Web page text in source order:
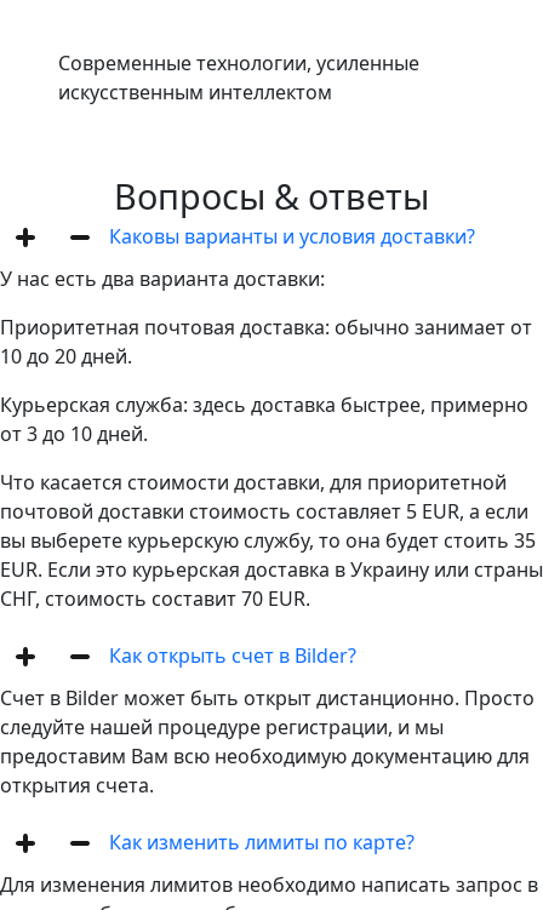
Современные технологии, усиленные
искусственным интеллектом
Вопросы & ответы
Каковы варианты и условия доставки?
У нас есть два варианта доставки:
Приоритетная почтовая доставка: обычно занимает от
10 до 20 дней.
Курьерская служба: здесь доставка быстрее, примерно
от 3 до 10 дней.
Что касается стоимости доставки, для приоритетной
почтовой доставки стоимость составляет 5 EUR, а если
вы выберете курьерскую службу, то она будет стоить 35
EUR. Если это курьерская доставка в Украину или страны
СНГ, стоимость составит 70 EUR.
Как открыть счет в Bilder?
Счет в Bilder может быть открыт дистанционно. Просто
следуйте нашей процедуре регистрации, и мы
предоставим Вам всю необходимую документацию для
открытия счета.
Как изменить лимиты по карте?
Для изменения лимитов необходимо написать запрос в